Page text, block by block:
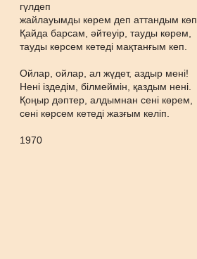
гүлдеп
жайлауымды көрем деп аттандым көп.
Қайда барсам, әйтеуір, тауды көрем,
тауды көрсем кетеді мақтанғым кеп.
Ойлар, ойлар, ал жүдет, аздыр мені!
Нені іздедім, білмеймін, қаздым нені.
Қоңыр дәптер, алдымнан сені көрем,
сені көрсем кетеді жазғым келіп.
1970